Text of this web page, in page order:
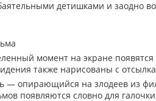
детишками и заодно
момент на экране
также нарисованы с
— опирающийся на злодеев из
появляются словно для